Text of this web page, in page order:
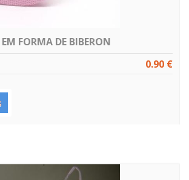
FORMA DE BIBERON
0.90 €